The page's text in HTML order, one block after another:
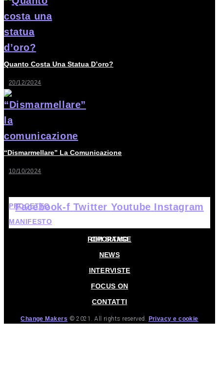
Quanto Costa Una Statua D’oro?
20/12/2024
“Dismarmellare” La Comunicazione
10/10/2024
Facebook-f Twitter Youtube Instagram
CHI SIAMO
PROGETTO
MANIFESTO
REPORTAGE
NEWS
INTERVISTE
FOCUS ON
CONTATTI
Change Makers © 2021. All rights reserved. Privacy e cookie